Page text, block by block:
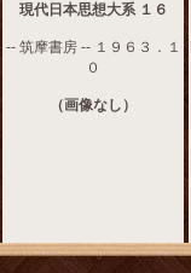
現代日本思想大系 １６
-- 筑摩書房 -- １９６３．１
０
（画像なし）